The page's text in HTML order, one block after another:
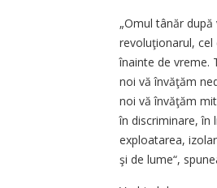
„Omul tânăr
revoluţionarul,
înainte de vreme.
noi vă învăţăm
noi vă învăţăm
în discriminare, în
exploatarea,
şi de lume“,